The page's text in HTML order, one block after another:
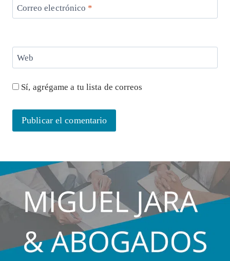
Correo electrónico *
Web
Sí, agrégame a tu lista de correos